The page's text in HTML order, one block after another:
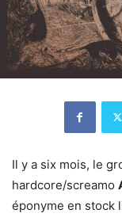
Il y a six mois, le
hardcore/screamo
éponyme en stock